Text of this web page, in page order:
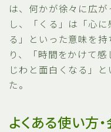
は、何かが徐々に広
し、「くる」は「心
る」といった意味を
り、「時間をかけて
じわと面白くなる」
た。
よくある使い方